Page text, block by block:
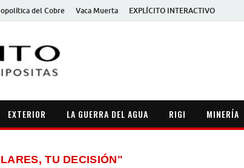
del Cobre Vaca Muerta EXPLÍCITO INTERACTIVO
EXTERIOR LA GUERRA DEL AGUA RIGI MINERÍA
TU DECISIÓN"